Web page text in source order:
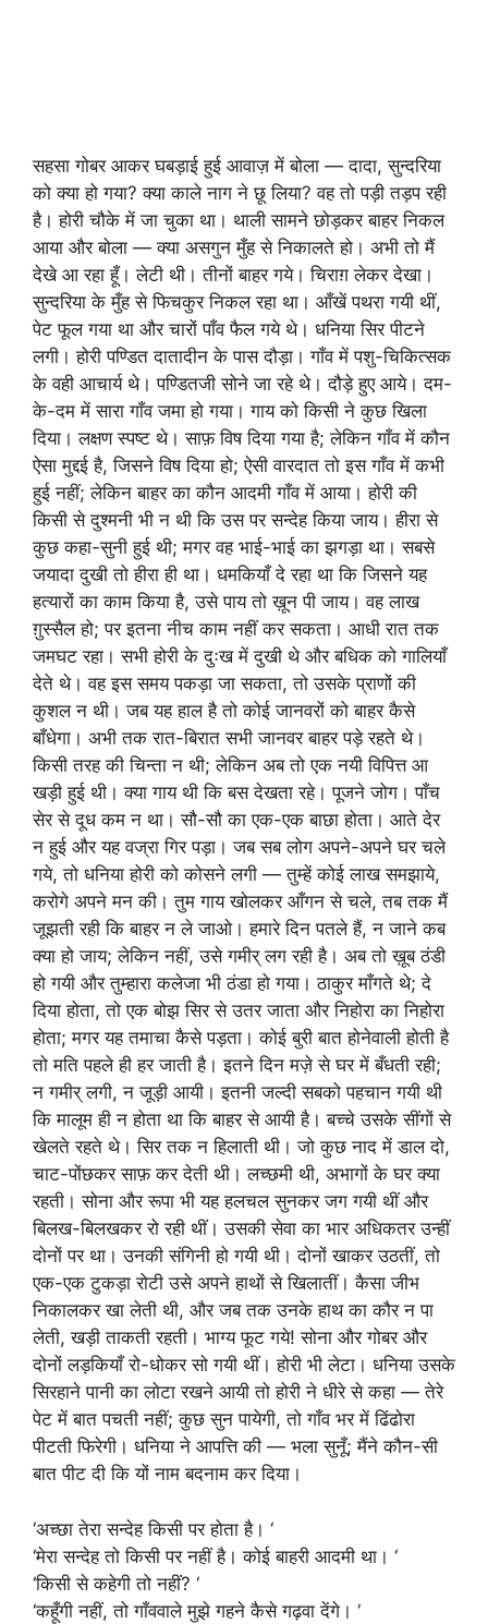
सहसा गोबर आकर घबड़ाई हुई आवाज़ में बोला — दादा, सुन्दरिया
को क्या हो गया? क्या काले नाग ने छू लिया? वह तो पड़ी तड़प रही
है। होरी चौके में जा चुका था। थाली सामने छोड़कर बाहर निकल
आया और बोला — क्या असगुन मुँह से निकालते हो। अभी तो मैं
देखे आ रहा हूँ। लेटी थी। तीनों बाहर गये। चिराग़ लेकर देखा।
सुन्दरिया के मुँह से फिचकुर निकल रहा था। आँखें पथरा गयी थीं,
पेट फूल गया था और चारों पाँव फैल गये थे। धनिया सिर पीटने
लगी। होरी पण्डित दातादीन के पास दौड़ा। गाँव में पशु-चिकित्सक
के वही आचार्य थे। पण्डितजी सोने जा रहे थे। दौड़े हुए आये। दम-
के-दम में सारा गाँव जमा हो गया। गाय को किसी ने कुछ खिला
दिया। लक्षण स्पष्ट थे। साफ़ विष दिया गया है; लेकिन गाँव में कौन
ऐसा मुद्दई है, जिसने विष दिया हो; ऐसी वारदात तो इस गाँव में कभी
हुई नहीं; लेकिन बाहर का कौन आदमी गाँव में आया। होरी की
किसी से दुश्मनी भी न थी कि उस पर सन्देह किया जाय। हीरा से
कुछ कहा-सुनी हुई थी; मगर वह भाई-भाई का झगड़ा था। सबसे
जयादा दुखी तो हीरा ही था। धमकियाँ दे रहा था कि जिसने यह
हत्यारों का काम किया है, उसे पाय तो ख़ून पी जाय। वह लाख
ग़ुस्सैल हो; पर इतना नीच काम नहीं कर सकता। आधी रात तक
जमघट रहा। सभी होरी के दुःख में दुखी थे और बधिक को गालियाँ
देते थे। वह इस समय पकड़ा जा सकता, तो उसके प्राणों की
कुशल न थी। जब यह हाल है तो कोई जानवरों को बाहर कैसे
बाँधेगा। अभी तक रात-बिरात सभी जानवर बाहर पड़े रहते थे।
किसी तरह की चिन्ता न थी; लेकिन अब तो एक नयी विपित्त आ
खड़ी हुई थी। क्या गाय थी कि बस देखता रहे। पूजने जोग। पाँच
सेर से दूध कम न था। सौ-सौ का एक-एक बाछा होता। आते देर
न हुई और यह वज्रा गिर पड़ा। जब सब लोग अपने-अपने घर चले
गये, तो धनिया होरी को कोसने लगी — तुम्हें कोई लाख समझाये,
करोगे अपने मन की। तुम गाय खोलकर आँगन से चले, तब तक मैं
जूझती रही कि बाहर न ले जाओ। हमारे दिन पतले हैं, न जाने कब
क्या हो जाय; लेकिन नहीं, उसे गमीर् लग रही है। अब तो ख़ूब ठंडी
हो गयी और तुम्हारा कलेजा भी ठंडा हो गया। ठाकुर माँगते थे; दे
दिया होता, तो एक बोझ सिर से उतर जाता और निहोरा का निहोरा
होता; मगर यह तमाचा कैसे पड़ता। कोई बुरी बात होनेवाली होती है
तो मति पहले ही हर जाती है। इतने दिन मज़े से घर में बँधती रही;
न गमीर् लगी, न जूड़ी आयी। इतनी जल्दी सबको पहचान गयी थी
कि मालूम ही न होता था कि बाहर से आयी है। बच्चे उसके सींगों से
खेलते रहते थे। सिर तक न हिलाती थी। जो कुछ नाद में डाल दो,
चाट-पोंछकर साफ़ कर देती थी। लच्छमी थी, अभागों के घर क्या
रहती। सोना और रूपा भी यह हलचल सुनकर जग गयी थीं और
बिलख-बिलखकर रो रही थीं। उसकी सेवा का भार अधिकतर उन्हीं
दोनों पर था। उनकी संगिनी हो गयी थी। दोनों खाकर उठतीं, तो
एक-एक टुकड़ा रोटी उसे अपने हाथों से खिलातीं। कैसा जीभ
निकालकर खा लेती थी, और जब तक उनके हाथ का कौर न पा
लेती, खड़ी ताकती रहती। भाग्य फूट गये! सोना और गोबर और
दोनों लड़कियाँ रो-धोकर सो गयी थीं। होरी भी लेटा। धनिया उसके
सिरहाने पानी का लोटा रखने आयी तो होरी ने धीरे से कहा — तेरे
पेट में बात पचती नहीं; कुछ सुन पायेगी, तो गाँव भर में ढिंढोरा
पीटती फिरेगी। धनिया ने आपत्ति की — भला सुनूँ; मैंने कौन-सी
बात पीट दी कि यों नाम बदनाम कर दिया।
‘अच्छा तेरा सन्देह किसी पर होता है। ‘
‘मेरा सन्देह तो किसी पर नहीं है। कोई बाहरी आदमी था। ‘
‘किसी से कहेगी तो नहीं? ‘
‘कहूँगी नहीं, तो गाँववाले मुझे गहने कैसे गढ़वा देंगे। ‘